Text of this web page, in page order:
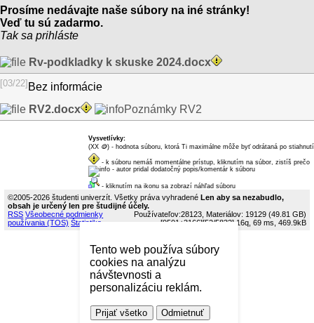
Tento web používa súbory
cookies na analýzu
návštevnosti a
personalizáciu reklám.
Prijať všetko Odmietnuť
Prosíme nedávajte naše súbory na iné stránky!
Veď tu sú zadarmo.
Taksa prihláste
Rv-podkladky k skuske 2024.docx
[03/22] Bez informácie
RV2.docx
Poznámky RV2
Vysvetlívky:
(XX
dukátikov
🪙) - hodnota súboru, ktorá Ti maximálne môže byť odrátaná po stiahnutí
- k súboru nemáš momentálne prístup, kliknutím na súbor, zistíš prečo
- autor pridal dodatočný popis/komentár k súboru
- kliknutím na ikonu sa zobrazí náhľad súboru
©2005-2026 študenti univerzít. Všetky práva vyhradené Len aby sa nezabudlo,
obsah je určený len pre študijné účely.
Používateľov:28123, Materiálov: 19129 (49.81 GB)
RSS Všeobecné podmienky
používania (TOS) Štatistika [9501+3166][52/5832]16q, 69 ms, 469.9kB